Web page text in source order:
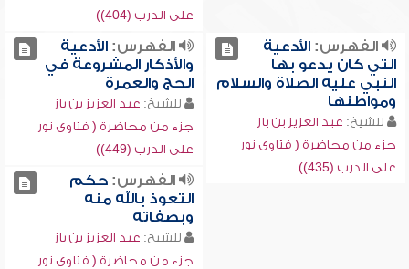
على الدرب (404))
الفهرس:الأدعية
التي كان يدعو بها
النبي عليه الصلاة والسلام
ومواطنها
للشيخ: عبد العزيز بن باز
جزء من محاضرة ( فتاوى نور
على الدرب (435))
الفهرس:الأدعية
والأذكار المشروعة في
الحج والعمرة
للشيخ: عبد العزيز بن باز
جزء من محاضرة ( فتاوى نور
على الدرب (449))
الفهرس:حكم
التعوذ بالله منه
وبصفاته
للشيخ: عبد العزيز بن باز
جزء من محاضرة ( فتاوى نور